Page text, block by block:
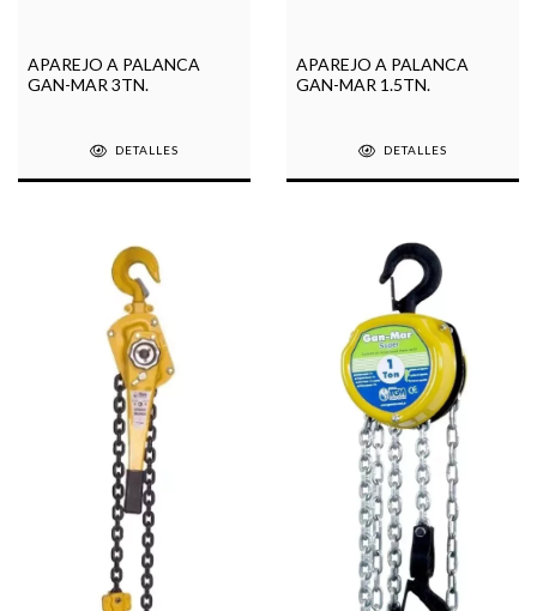
APAREJO A PALANCA
GAN-MAR 3TN.
DETALLES
APAREJO A PALANCA
GAN-MAR 1.5TN.
DETALLES